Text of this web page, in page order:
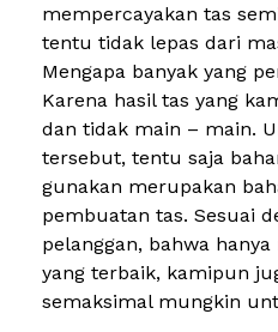
mempercayakan tas
tentu tidak lepas dari
Mengapa banyak yang
Karena hasil tas yang
dan tidak main – main.
tersebut, tentu saja
gunakan merupakan
pembuatan tas. Sesuai
pelanggan, bahwa
yang terbaik, kamipun
semaksimal mungkin